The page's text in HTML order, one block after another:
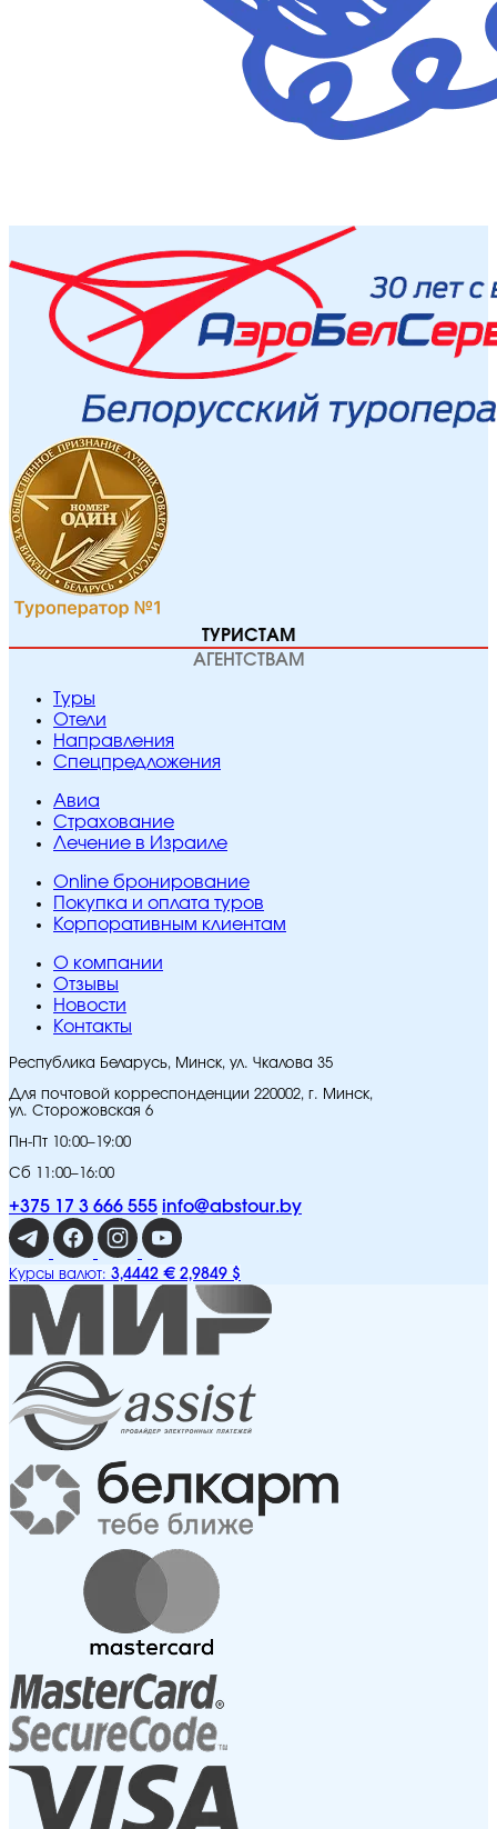
ТУРИСТАМ
АГЕНТСТВАМ
Туры
Отели
Направления
Спецпредложения
Авиа
Страхование
Лечение в Израиле
Online бронирование
Покупка и оплата туров
Корпоративным клиентам
O компании
Отзывы
Новости
Контакты
Республика Беларусь, Минск, ул. Чкалова 35
Для почтовой корреспонденции 220002, г. Минск,
ул. Сторожовская 6
Пн-Пт 10:00–19:00
Сб 11:00–16:00
+375 17 3 666 555 info@abstour.by
Курсы валют: 3,4442 € 2,9849 $